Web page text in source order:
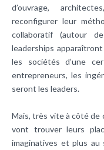
d’ouvrage,
reconfigurer leur
collaboratif (autour
leaderships
les sociétés d’une
entrepreneurs, les
seront les leaders.
Mais, très vite à côté de
vont trouver leurs
imaginatives et plus au